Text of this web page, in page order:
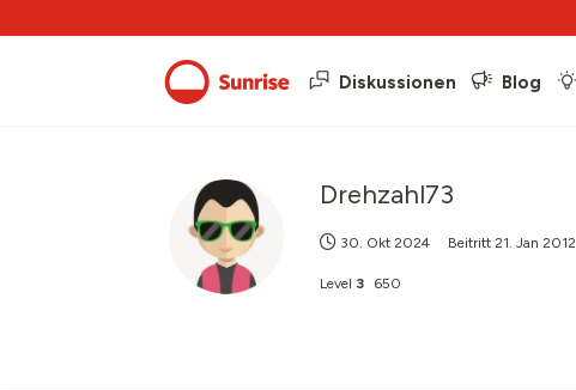
Diskussionen Blog
Drehzahl73
30. Okt 2024 Beitritt 21. Jan 2012
Level 3 650